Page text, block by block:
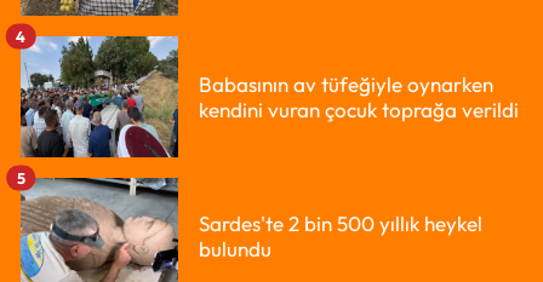
Babasının av tüfeğiyle oynarken
kendini vuran çocuk toprağa verildi
4
Sardes'te 2 bin 500 yıllık heykel
bulundu
5